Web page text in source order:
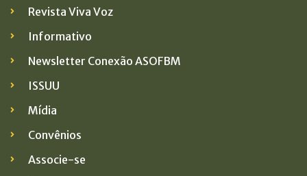
Revista Viva Voz
Informativo
Newsletter Conexão ASOFBM
ISSUU
Mídia
Convênios
Associe-se